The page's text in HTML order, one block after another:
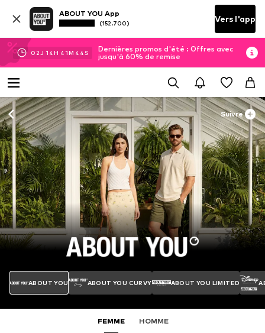
ABOUT YOU App
(152.700) Vers l'app
02J 14H 41M 42 S
Dernières promos d'été : Offres avec
jusqu'à 60% de remise
Suivre
ABOUT YOU ABOUT YOU CURVY ABOUT YOU LIMITED
FEMME HOMME